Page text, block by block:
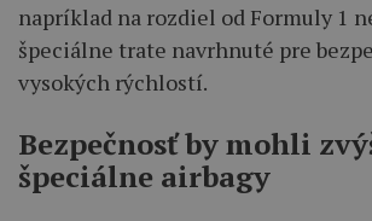
napríklad na rozdiel od Formuly 1
špeciálne trate navrhnuté pre
vysokých rýchlostí.
Bezpečnosť by mohli
špeciálne airbagy